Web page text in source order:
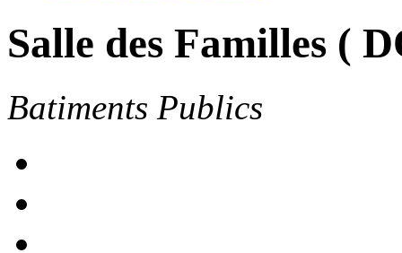
Salle des Familles (
Batiments Publics